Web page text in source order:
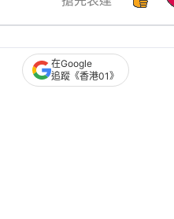
中國 即時中國
在Google
追蹤《香港01》